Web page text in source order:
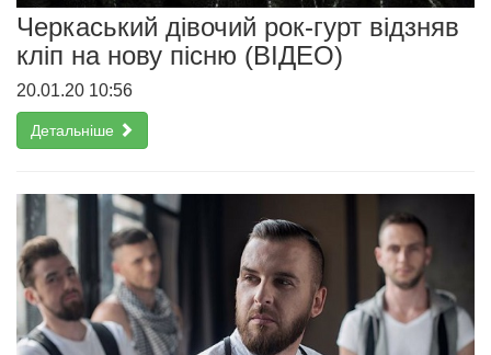
Черкаський дівочий рок-гурт відзняв
кліп на нову пісню (ВІДЕО)
20.01.20 10:56
Детальніше